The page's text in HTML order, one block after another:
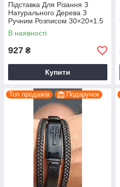
Підставка Для Різання З
Натурального Дерева З
Ручним Розписом 30×20×1.5
см Для Кухні
В наявності
927 ₴
Купити
Топ продажів Подарунок